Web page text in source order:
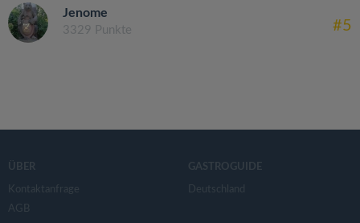
Jenome
3329 Punkte #5
ÜBER
Kontaktanfrage
AGB
GASTROGUIDE
Deutschland